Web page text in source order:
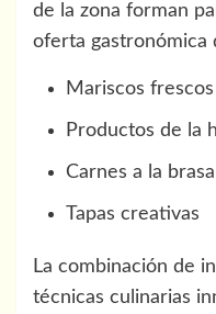
de la zona forman
oferta gastronómica
Mariscos frescos
Productos de la
Carnes a la brasa
Tapas creativas
La combinación de
técnicas culinarias